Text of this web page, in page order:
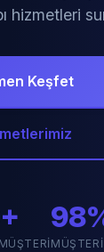
hizmetleri
Keşfet